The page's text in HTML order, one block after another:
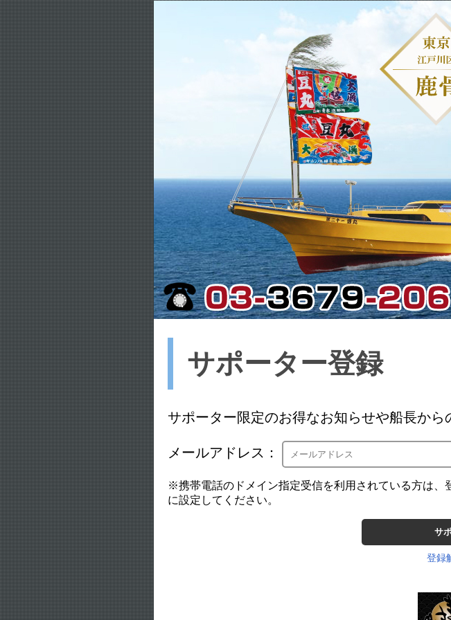
サポーター登録
サポーター限定のお得なお知らせや船長から
メールアドレス：
※携帯電話のドメイン指定受信を利用されている方は、
に設定してください。
登録